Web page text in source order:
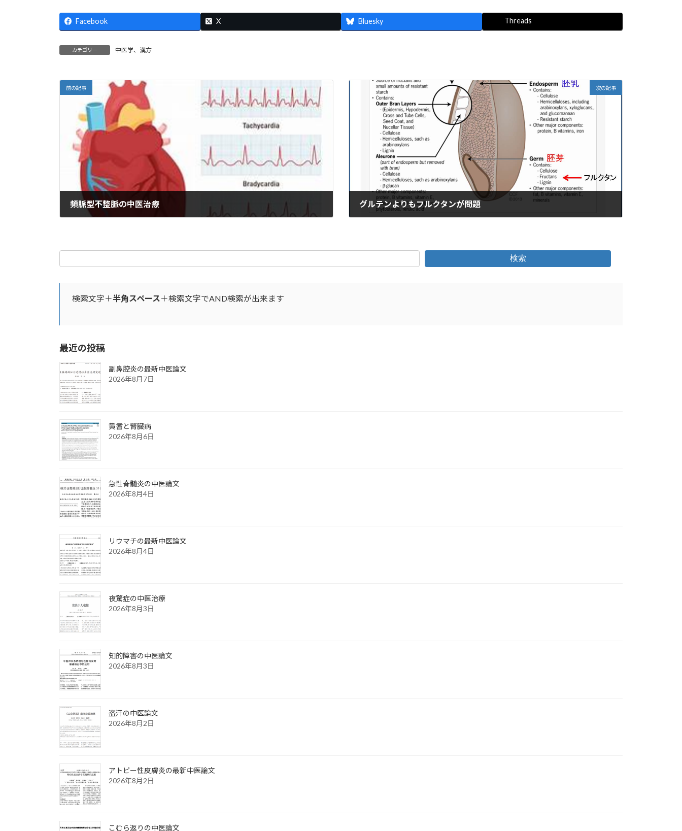
e
b
o
o
k
ai
l
e
ai
l
h
o
ai
ke
dI
Facebook X Bluesky Threads
カテゴリー 中医学、漢方
前の記事
頻脈型不整脈の中医治療
次の記事
グルテンよりもフルクタンが問題
検索
検索文字＋半角スペース＋検索文字でAND検索が出来ます
最近の投稿
副鼻腔炎の最新中医論文
2026年8月7日
黄耆と腎臓病
2026年8月6日
急性脊髄炎の中医論文
2026年8月4日
リウマチの最新中医論文
2026年8月4日
夜驚症の中医治療
2026年8月3日
知的障害の中医論文
2026年8月3日
盗汗の中医論文
2026年8月2日
アトピー性皮膚炎の最新中医論文
2026年8月2日
こむら返りの中医論文